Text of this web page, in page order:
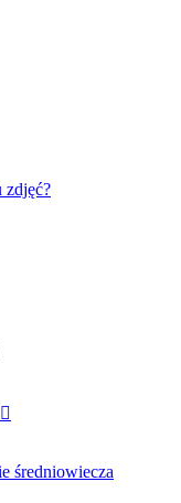
zdjęć?
średniowiecza